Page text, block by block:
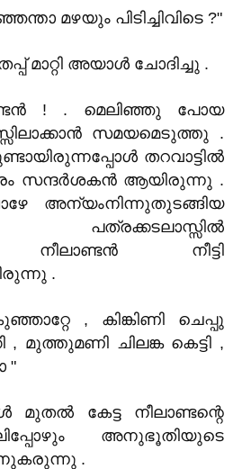
മഴയും പിടിച്ചിവിടെ ?"
മാറ്റി അയാൾ ചോദിച്ചു .
! . മെലിഞ്ഞു പോയ
സമയമെടുത്തു .
തറവാട്ടിൽ
സന്ദർശകൻ ആയിരുന്നു .
അന്യംനിന്നുതുടങ്ങിയ
പത്രക്കടലാസ്സിൽ
നീട്ടി
.
, കിങ്കിണി ചെപ്പു
, മുത്തുമണി ചിലങ്ക കെട്ടി ,
"
മുതൽ കേട്ട നീലാണ്ടന്റെ
അനുഭൂതിയുടെ
.